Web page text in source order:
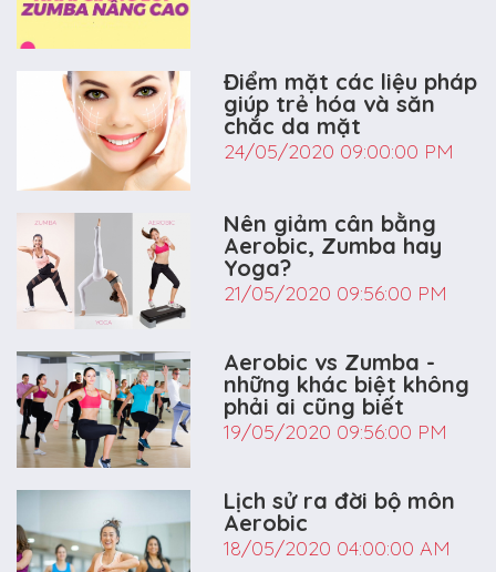
Điểm mặt các liệu pháp
giúp trẻ hóa và săn
chắc da mặt
24/05/2020 09:00:00 PM
Nên giảm cân bằng
Aerobic, Zumba hay
Yoga?
21/05/2020 09:56:00 PM
Aerobic vs Zumba -
những khác biệt không
phải ai cũng biết
19/05/2020 09:56:00 PM
Lịch sử ra đời bộ môn
Aerobic
18/05/2020 04:00:00 AM